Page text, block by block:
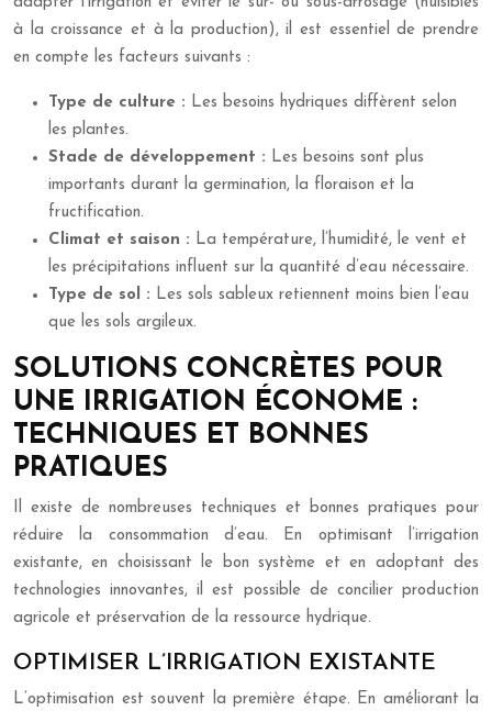
à la croissance et à la production), il est essentiel de prendre
en compte les facteurs suivants :
Type de culture : Les besoins hydriques diffèrent selon
les plantes.
Stade de développement : Les besoins sont plus
importants durant la germination, la floraison et la
fructification.
Climat et saison : La température, l’humidité, le vent et
les précipitations influent sur la quantité d’eau nécessaire.
Type de sol : Les sols sableux retiennent moins bien l’eau
que les sols argileux.
SOLUTIONS CONCRÈTES POUR
UNE IRRIGATION ÉCONOME :
TECHNIQUES ET BONNES
PRATIQUES
Il existe de nombreuses techniques et bonnes pratiques pour
réduire la consommation d’eau. En optimisant l’irrigation
existante, en choisissant le bon système et en adoptant des
technologies innovantes, il est possible de concilier production
agricole et préservation de la ressource hydrique.
OPTIMISER L’IRRIGATION EXISTANTE
L’optimisation est souvent la première étape. En améliorant la